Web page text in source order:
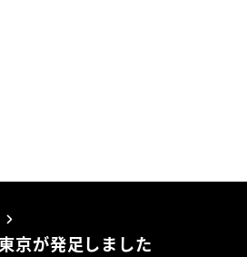
京が発足しました